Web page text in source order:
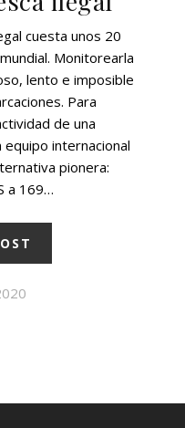
cuesta unos 20
Monitorearla
lento e imposible
Para
de una
internacional
pionera:
a 169…